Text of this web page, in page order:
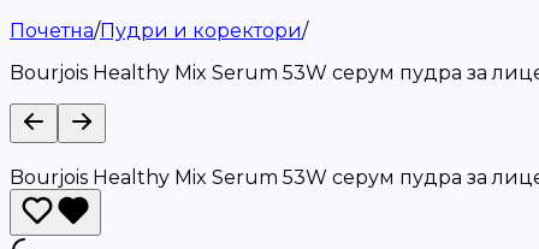
Почетна/Пудри и коректори/
Bourjois Healthy Mix Serum 53W серум пудра за
Bourjois Healthy Mix Serum 53W серум пудра за